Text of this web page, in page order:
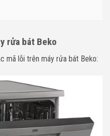
rửa bát Beko
mã lỗi trên máy rửa bát Beko: